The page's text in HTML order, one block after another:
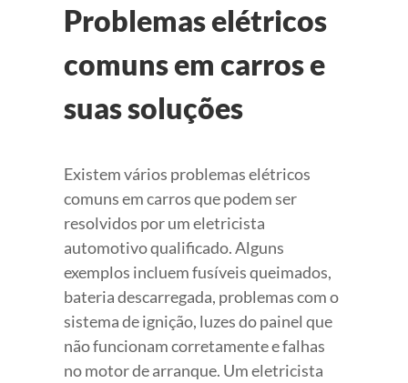
Problemas elétricos
comuns em carros e
suas soluções
Existem vários problemas elétricos
comuns em carros que podem ser
resolvidos por um eletricista
automotivo qualificado. Alguns
exemplos incluem fusíveis queimados,
bateria descarregada, problemas com o
sistema de ignição, luzes do painel que
não funcionam corretamente e falhas
no motor de arranque. Um eletricista